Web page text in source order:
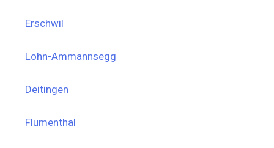
Erschwil
Lohn-Ammannsegg
Deitingen
Flumenthal